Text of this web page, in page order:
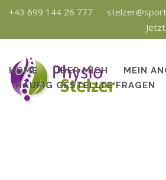
+43 699 144 26 777
HOME ÜBER MICH
MEIN
HÄUFIG GESTELLTE FRAGEN